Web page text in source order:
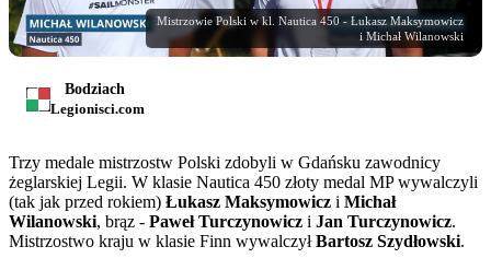
Mistrzowie Polski w kl. Nautica 450 - Łukasz Maksymowicz
i Michał Wilanowski
Bodziach
Legionisci.com
Trzy medale mistrzostw Polski zdobyli w Gdańsku zawodnicy
żeglarskiej Legii. W klasie Nautica 450 złoty medal MP wywalczyli
(tak jak przed rokiem) Łukasz Maksymowicz i Michał
Wilanowski, brąz - Paweł Turczynowicz i Jan Turczynowicz.
Mistrzostwo kraju w klasie Finn wywalczyłBartosz Szydłowski.